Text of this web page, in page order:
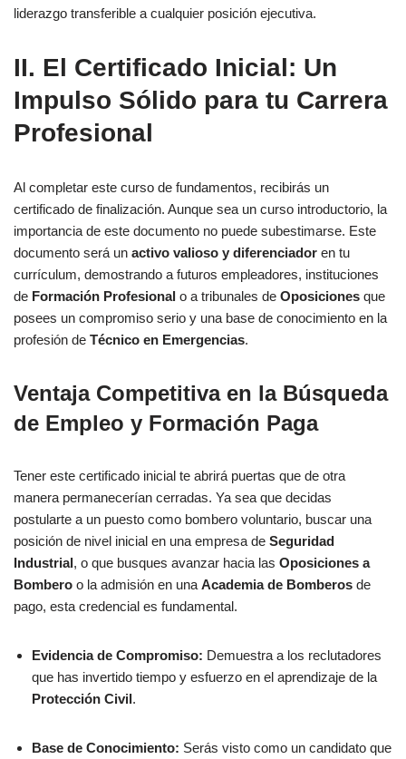
liderazgo transferible a cualquier posición ejecutiva.
II. El Certificado Inicial: Un
Impulso Sólido para tu Carrera
Profesional
Al completar este curso de fundamentos, recibirás un
certificado de finalización. Aunque sea un curso introductorio, la
importancia de este documento no puede subestimarse. Este
documento será un activo valioso y diferenciador en tu
currículum, demostrando a futuros empleadores, instituciones
de Formación Profesional o a tribunales de Oposiciones que
posees un compromiso serio y una base de conocimiento en la
profesión de Técnico en Emergencias.
Ventaja Competitiva en la Búsqueda
de Empleo y Formación Paga
Tener este certificado inicial te abrirá puertas que de otra
manera permanecerían cerradas. Ya sea que decidas
postularte a un puesto como bombero voluntario, buscar una
posición de nivel inicial en una empresa de Seguridad
Industrial, o que busques avanzar hacia las Oposiciones a
Bombero o la admisión en una Academia de Bomberos de
pago, esta credencial es fundamental.
Evidencia de Compromiso: Demuestra a los reclutadores
que has invertido tiempo y esfuerzo en el aprendizaje de la
Protección Civil.
Base de Conocimiento: Serás visto como un candidato que